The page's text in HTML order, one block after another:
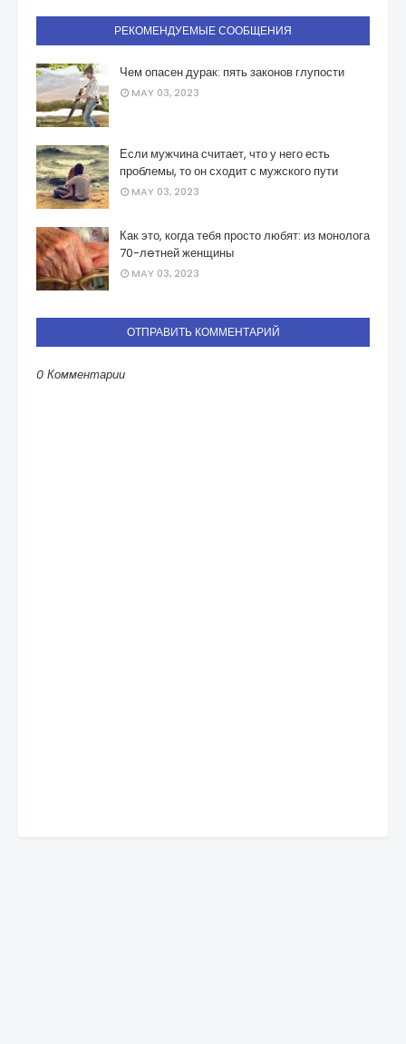
РЕКОМЕНДУЕМЫЕ СООБЩЕНИЯ
Чем опасен дурак: пять законов глупости
MAY 03, 2023
Если мужчина считает, что у него есть
проблемы, то он сходит с мужского пути
MAY 03, 2023
Как это, когда тебя просто любят: из монолога
70-лeтней женщины
MAY 03, 2023
ОТПРАВИТЬ КОММЕНТАРИЙ
0 Комментарии